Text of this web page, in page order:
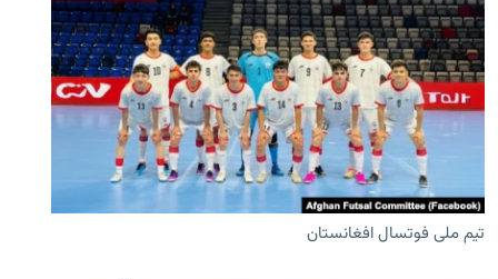
تیم ملی فوتسال افغانستان